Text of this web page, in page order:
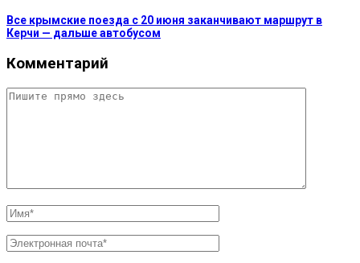
Все крымские поезда с 20 июня заканчивают маршрут в
Керчи — дальше автобусом
Комментарий